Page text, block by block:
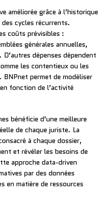
améliorée grâce à l’historique
cycles récurrents.
coûts prévisibles :
générales annuelles,
dépenses dépendent
les contentieux ou les
permet de modéliser
fonction de l’activité
bénéficie d’une meilleure
de chaque juriste. La
à chaque dossier,
et révéler les besoins de
approche data-driven
par des données
en matière de ressources